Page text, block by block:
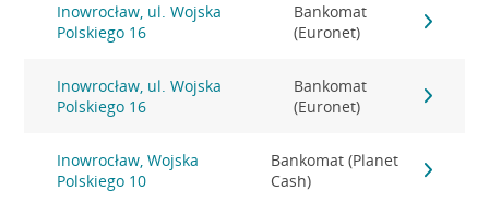
Inowrocław, ul. Wojska
Polskiego 16
Bankomat
(Euronet)
Inowrocław, ul. Wojska
Polskiego 16
Bankomat
(Euronet)
Inowrocław, Wojska
Polskiego 10
Bankomat (Planet
Cash)